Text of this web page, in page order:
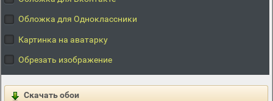
Обложка для Одноклассники
Картинка на аватарку
Обрезать изображение
Скачать обои